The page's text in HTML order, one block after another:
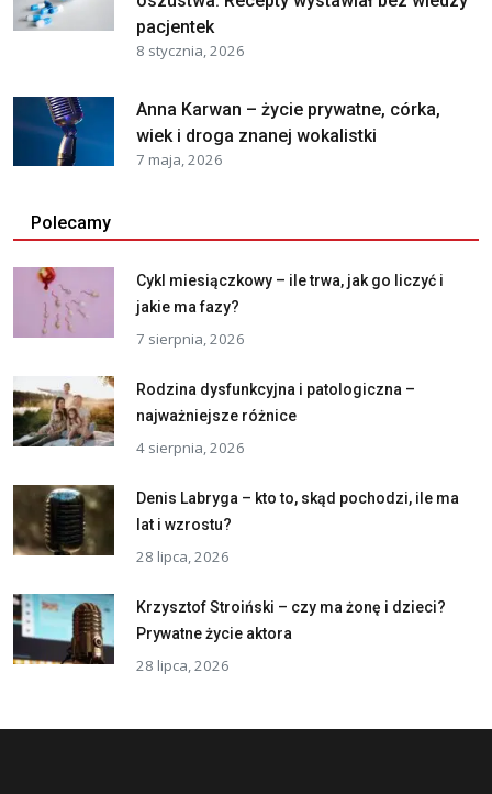
pacjentek
8 stycznia, 2026
Anna Karwan – życie prywatne, córka,
wiek i droga znanej wokalistki
7 maja, 2026
Polecamy
Cykl miesiączkowy – ile trwa, jak go liczyć i
jakie ma fazy?
7 sierpnia, 2026
Rodzina dysfunkcyjna i patologiczna –
najważniejsze różnice
4 sierpnia, 2026
Denis Labryga – kto to, skąd pochodzi, ile ma
lat i wzrostu?
28 lipca, 2026
Krzysztof Stroiński – czy ma żonę i dzieci?
Prywatne życie aktora
28 lipca, 2026